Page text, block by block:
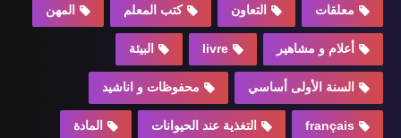
معلقات التعاون كتب المعلم المهن
أعلام و مشاهير livre البيئة
السنة الأولى أساسي محفوظات و اناشيد
français التغذية عند الحيوانات المادة